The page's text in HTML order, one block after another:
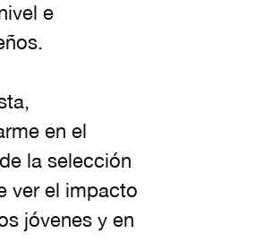
e
en el
la selección
ver el impacto
jóvenes y en